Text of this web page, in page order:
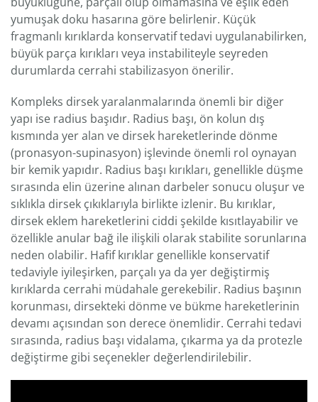
yumuşak doku hasarına göre belirlenir. Küçük
fragmanlı kırıklarda konservatif tedavi uygulanabilirken,
büyük parça kırıkları veya instabiliteyle seyreden
durumlarda cerrahi stabilizasyon önerilir.
Kompleks dirsek yaralanmalarında önemli bir diğer
yapı ise radius başıdır. Radius başı, ön kolun dış
kısmında yer alan ve dirsek hareketlerinde dönme
(pronasyon-supinasyon) işlevinde önemli rol oynayan
bir kemik yapıdır. Radius başı kırıkları, genellikle düşme
sırasında elin üzerine alınan darbeler sonucu oluşur ve
sıklıkla dirsek çıkıklarıyla birlikte izlenir. Bu kırıklar,
dirsek eklem hareketlerini ciddi şekilde kısıtlayabilir ve
özellikle anular bağ ile ilişkili olarak stabilite sorunlarına
neden olabilir. Hafif kırıklar genellikle konservatif
tedaviyle iyileşirken, parçalı ya da yer değiştirmiş
kırıklarda cerrahi müdahale gerekebilir. Radius başının
korunması, dirsekteki dönme ve bükme hareketlerinin
devamı açısından son derece önemlidir. Cerrahi tedavi
sırasında, radius başı vidalama, çıkarma ya da protezle
değiştirme gibi seçenekler değerlendirilebilir.